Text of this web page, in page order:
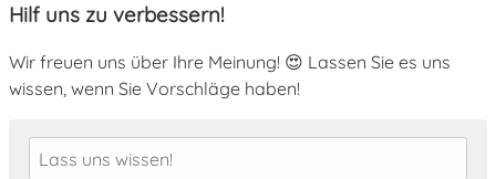
Hilf uns zu verbessern!
Wir freuen uns über Ihre Meinung! 😍 Lassen Sie es uns
wissen, wenn Sie Vorschläge haben!